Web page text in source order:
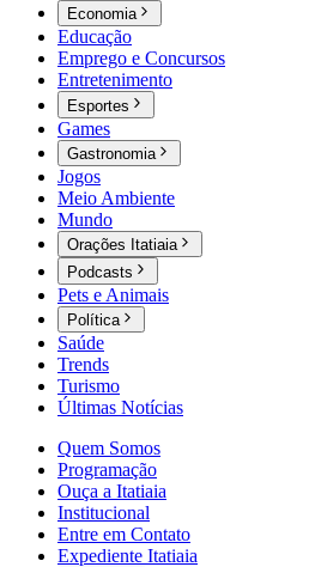
Economia
Educação
Emprego e Concursos
Entretenimento
Esportes
Games
Gastronomia
Jogos
Meio Ambiente
Mundo
Orações Itatiaia
Podcasts
Pets e Animais
Política
Saúde
Trends
Turismo
Últimas Notícias
Quem Somos
Programação
Ouça a Itatiaia
Institucional
Entre em Contato
Expediente Itatiaia